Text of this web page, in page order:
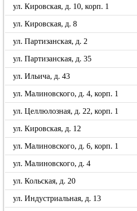
ул. Кировская, д. 10, корп. 1
ул. Кировская, д. 8
ул. Партизанская, д. 2
ул. Партизанская, д. 35
ул. Ильича, д. 43
ул. Малиновского, д. 4, корп. 1
ул. Целлюлозная, д. 22, корп. 1
ул. Кировская, д. 12
ул. Малиновского, д. 6, корп. 1
ул. Малиновского, д. 4
ул. Кольская, д. 20
ул. Индустриальная, д. 13